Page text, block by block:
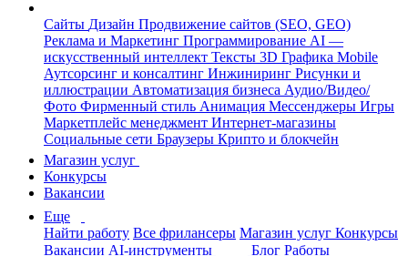
Сайты Дизайн Продвижение сайтов (SEO, GEO)
Реклама и Маркетинг Программирование AI —
искусственный интеллект Тексты 3D Графика Mobile
Аутсорсинг и консалтинг Инжиниринг Рисунки и
иллюстрации Автоматизация бизнеса Аудио/Видео/
Фото Фирменный стиль Анимация Мессенджеры Игры
Маркетплейс менеджмент Интернет-магазины
Социальные сети Браузеры Крипто и блокчейн
Магазин услуг
Конкурсы
Вакансии
Еще
Найти работу Все фрилансеры Магазин услуг Конкурсы
Вакансии AI-инструменты Блог Работы